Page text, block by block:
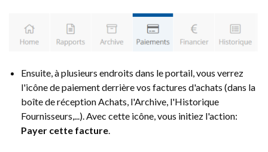
Ensuite, à plusieurs endroits dans le portail, vous verrez
l'icône de paiement derrière vos factures d'achats (dans la
boîte de réception Achats, l'Archive, l'Historique
Fournisseurs,...). Avec cette icône, vous initiez l'action:
Payer cette facture.